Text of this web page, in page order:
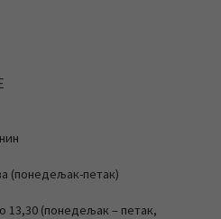
(понедељак-петак)
13,30 (понедељак – петак,